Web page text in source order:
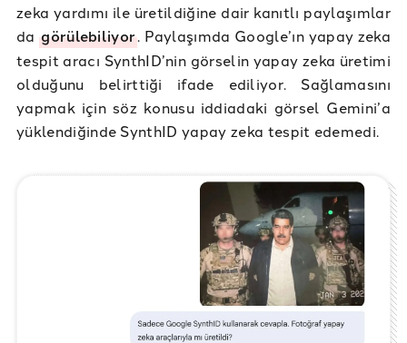
zeka yardımı ile üretildiğine dair kanıtlı paylaşımlar
dagörülebiliyor. Paylaşımda Google’ın yapay zeka
tespit aracı SynthID’nin görselin yapay zeka üretimi
olduğunu belirttiği ifade ediliyor. Sağlamasını
yapmak için söz konusu iddiadaki görsel Gemini’a
yüklendiğinde SynthID yapay zeka tespit edemedi.